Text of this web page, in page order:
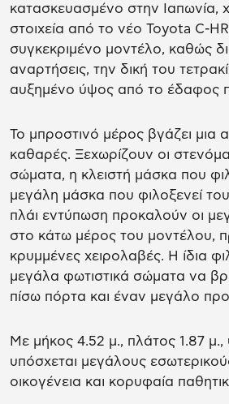
κατασκευασμένο στην Ιαπωνία,
στοιχεία από το νέο Toyota C-
συγκεκριμένο μοντέλο, καθώς
αναρτήσεις, την δική του
αυξημένο ύψος από το έδαφος
Το μπροστινό μέρος βγάζει μια
καθαρές. Ξεχωρίζουν οι
σώματα, η κλειστή μάσκα που
μεγάλη μάσκα που φιλοξενεί
πλάι εντύπωση προκαλούν οι
στο κάτω μέρος του μοντέλου,
κρυμμένες χειρολαβές. Η ίδια
μεγάλα φωτιστικά σώματα να
πίσω πόρτα και έναν μεγάλο
Με μήκος 4.52 μ., πλάτος 1.87
υπόσχεται μεγάλους
οικογένεια και κορυφαία